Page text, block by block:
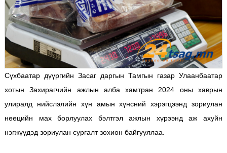
Сүхбаатар дүүргийн Засаг даргын Тамгын газар Улаанбаатар
хотын Захирагчийн ажлын алба хамтран 2024 оны хаврын
улиралд нийслэлийн хүн амын хүнсний хэрэгцээнд зориулан
нөөцийн мах борлуулах бэлтгэл ажлын хүрээнд аж ахуйн
нэгжүүдэд зориулан сургалт зохион байгууллаа.